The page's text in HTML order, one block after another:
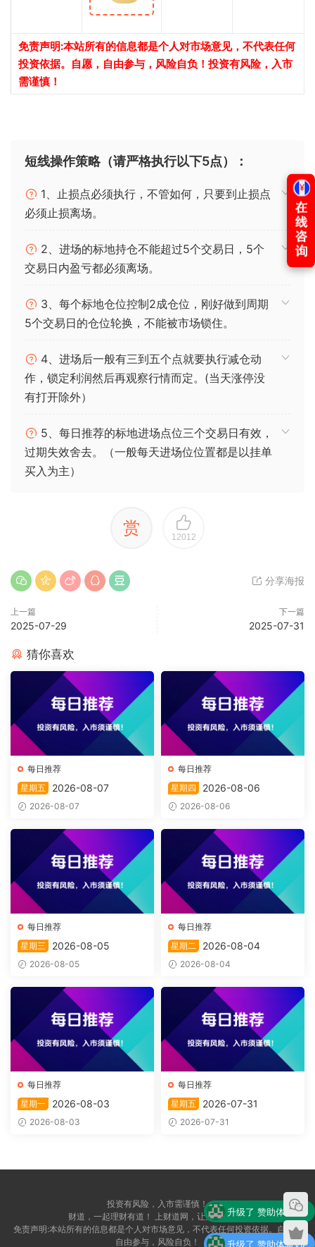
免责声明:本站所有的信息都是个人对市场意见，不代表任何
投资依据。自愿，自由参与，风险自负！投资有风险，入市
需谨慎！
短线操作策略（请严格执行以下5点）：
1、止损点必须执行，不管如何，只要到止损点
必须止损离场。
2、进场的标地持仓不能超过5个交易日，5个
交易日内盈亏都必须离场。
3、每个标地仓位控制2成仓位，刚好做到周期
5个交易日的仓位轮换，不能被市场锁住。
4、进场后一般有三到五个点就要执行减仓动
作，锁定利润然后再观察行情而定。(当天涨停没
有打开除外）
5、每日推荐的标地进场点位三个交易日有效，
过期失效舍去。（一般每天进场位位置都是以挂单
买入为主）
赏 12012
分享海报
上一篇
2025-07-29
下一篇
2025-07-31
猜你喜欢
每日推荐
星期五
2026-08-07
2026-08-07
每日推荐
星期四
2026-08-06
2026-08-06
每日推荐
星期三
2026-08-05
2026-08-05
每日推荐
星期二
2026-08-04
2026-08-04
每日推荐
星期一
2026-08-03
2026-08-03
每日推荐
星期五
2026-07-31
2026-07-31
投资有风险，入市需谨慎！
财道，一起理财有道！ 上财道网，让财富上道！
免责声明:本站所有的信息都是个人对市场意见，不代表任何投资依据。自愿，
自由参与，风险自负！
升级了 赞助体验VIP
升级了 赞助体验VIP